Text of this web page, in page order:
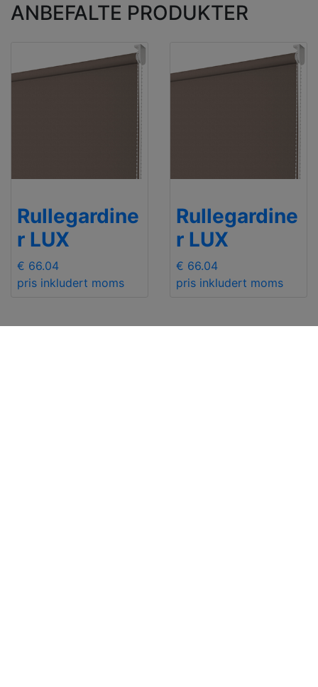
ANBEFALTE PRODUKTER
Rullegardine
r LUX
€ 66.04
pris inkludert moms
Rullegardine
r LUX
€ 66.04
pris inkludert moms